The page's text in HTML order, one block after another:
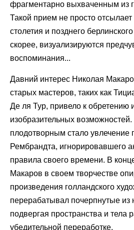
фрагментарно выхваченным из
Такой прием не просто отсылает
столетия и позднего
скорее, визуализируются
воспоминания...
Давний интерес Николая
старых мастеров, таких как
Де ля Тур, привело к обретению
изобразительных
плодотворным стало увлечение
Рембрандта, игнорировавшего
правила своего времени. В
Макаров в своем творчестве
произведения голландского
перерабатывал почерпнутые из
подвергая пространства и тела
убедительной переработке.